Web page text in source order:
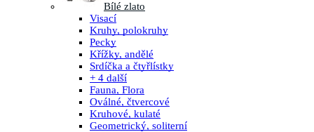
Bílé zlato
Visací
Kruhy, polokruhy
Pecky
Křížky, andělé
Srdíčka a čtyřlístky
+ 4 další
Fauna, Flora
Oválné, čtvercové
Kruhové, kulaté
Geometrický, soliterní